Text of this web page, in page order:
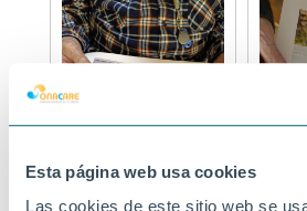
Esta página web usa cookies
Las cookies de este sitio web se